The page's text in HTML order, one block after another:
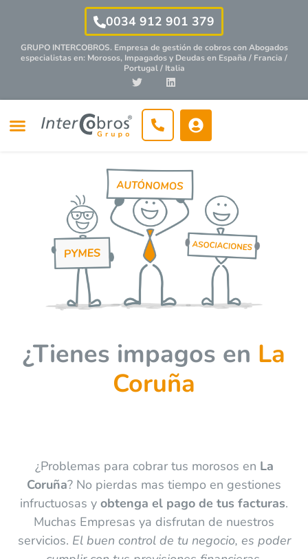
0034 912 901 379
GRUPO INTERCOBROS. Empresa de gestión de cobros conAbogados
especialistasen: Morosos, Impagados y Deudas en España / Francia /
Portugal / Italia
¿Tienes impagos en La
Coruña
¿Problemas para cobrar tus morosos en La
Coruña? No pierdas mas tiempo en gestiones
infructuosas y obtenga el pago de tus facturas.
Muchas Empresas ya disfrutan de nuestros
servicios. El buen control de tu negocio, es poder